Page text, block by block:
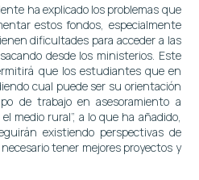
ha explicado los problemas que
estos fondos, especialmente
dificultades para acceder a las
desde los ministerios. Este
que los estudiantes que en
cual puede ser su orientación
de trabajo en asesoramiento a
medio rural”, a lo que ha añadido,
existiendo perspectivas de
tener mejores proyectos y